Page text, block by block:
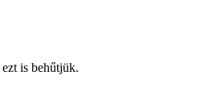
is behűtjük.